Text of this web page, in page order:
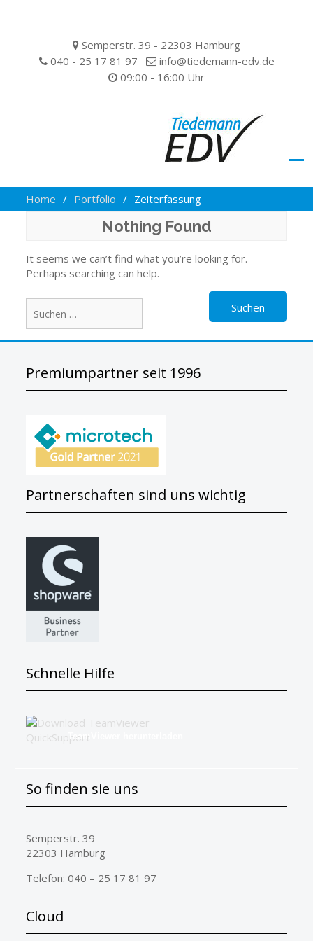
Semperstr. 39 - 22303 Hamburg
040 - 25 17 81 97
info@tiedemann-edv.de
09:00 - 16:00 Uhr
Home Portfolio Zeiterfassung
Nothing Found
It seems we can’t find what you’re looking for.
Perhaps searching can help.
Suchen
nach:
Premiumpartner seit 1996
Partnerschaften sind uns wichtig
Schnelle Hilfe
TeamViewer herunterladen
So finden sie uns
Semperstr. 39
22303 Hamburg
Telefon: 040 – 25 17 81 97
Cloud